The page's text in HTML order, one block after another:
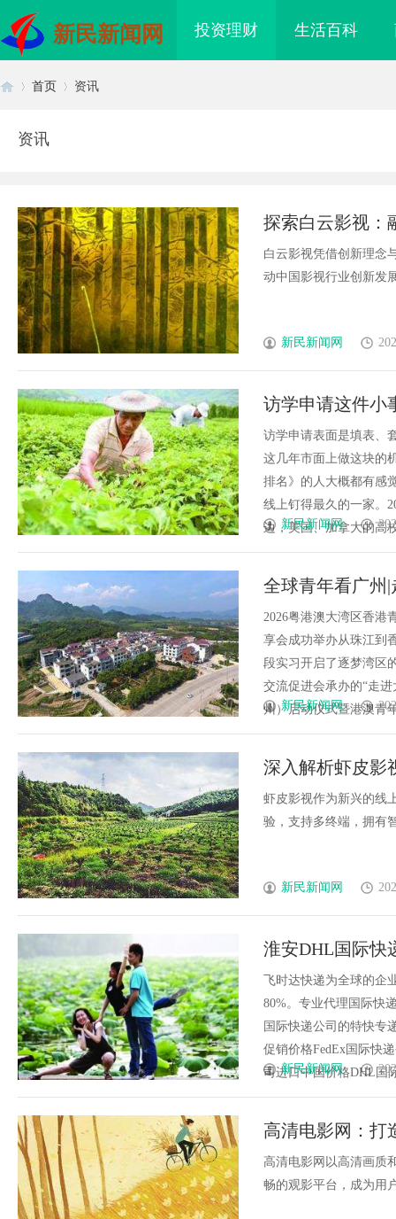
新民新闻网 投资理财 生活百科
首页 资讯
资讯
探索白云影视：
白云影视凭借创新理念
动中国影视行业创新发
新民新闻网
访学申请这件小
径
访学申请表面是填表、
这几年市面上做这块的
排名》的人大概都有感
线上钉得最久的一家。
边，美国、加拿大的高
新民新闻网
全球青年看广州
2026粤港澳大湾区香港
享会成功举办从珠江到
段实习开启了逐梦湾区
交流促进会承办的“走
州）启动仪式暨港澳青
新民新闻网
深入解析虾皮影
虾皮影视作为新兴的线
验，支持多终端，拥有
新民新闻网
淮安DHL国际快
递航空速递
飞时达快递为全球的企
80%。专业代理国际快
国际快递公司的特快专
促销价格FedEx国际快
司进口中国价格DHL国
新民新闻网
高清电影网：打
高清电影网以高清画质
畅的观影平台，成为用
影视娱乐新时代的先 2026年轻卡回本能力解析：奥铃
版回本关键因素与高潜力车型介